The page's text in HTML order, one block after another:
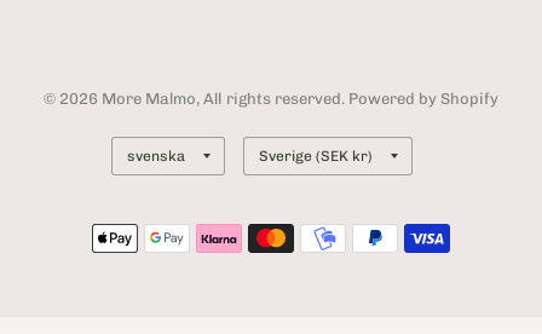
© 2026 More Malmo, All rights reserved. Powered by Shopify
Uppdatera
land
Uppdatera
land